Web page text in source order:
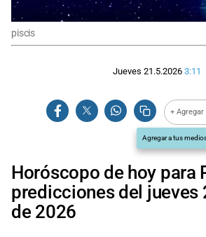
piscis
Jueves 21.5.2026 3:11
+
Agregar a tus
Horóscopo de hoy para
predicciones del jueves
de 2026